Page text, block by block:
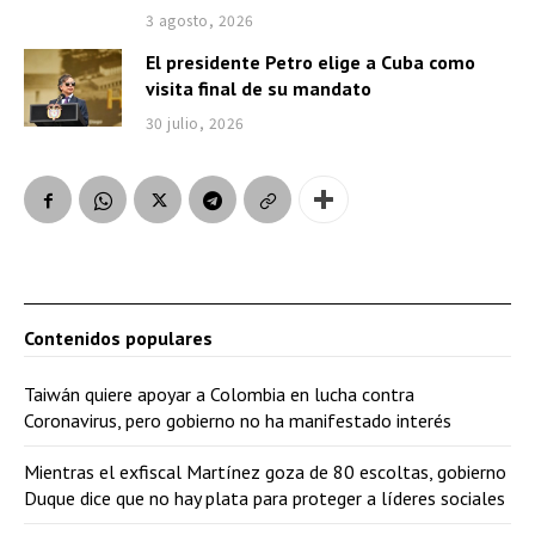
3 agosto, 2026
El presidente Petro elige a Cuba como
visita final de su mandato
30 julio, 2026
Contenidos populares
Taiwán quiere apoyar a Colombia en lucha contra
Coronavirus, pero gobierno no ha manifestado interés
Mientras el exfiscal Martínez goza de 80 escoltas, gobierno
Duque dice que no hay plata para proteger a líderes sociales